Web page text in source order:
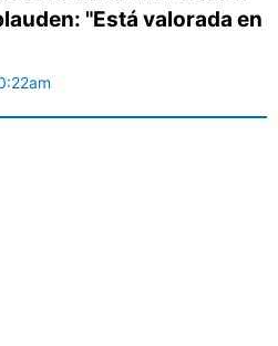
"Está valorada en